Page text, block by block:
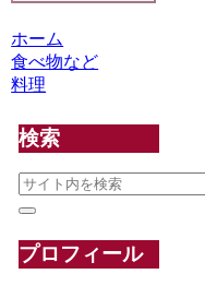
ホーム
食べ物など
料理
検索
プロフィール